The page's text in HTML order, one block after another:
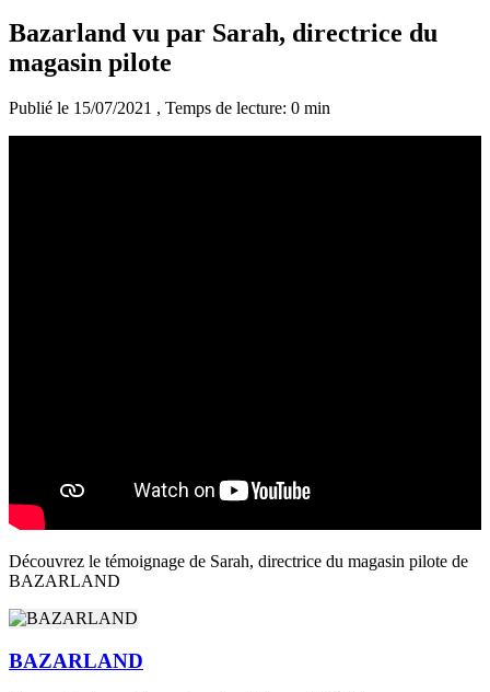
Bazarland vu par Sarah, directrice du
magasin pilote
Publié le 15/07/2021 , Temps de lecture: 0 min
Découvrez le témoignage de Sarah, directrice du magasin pilote de
BAZARLAND
BAZARLAND